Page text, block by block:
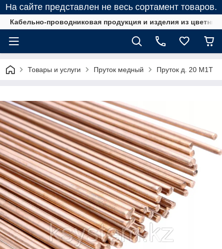
На сайте представлен не весь сортамент товаров.
Кабельно-проводниковая продукция и изделия из
Товары и услуги Пруток медный Пруток д. 20 М1Т